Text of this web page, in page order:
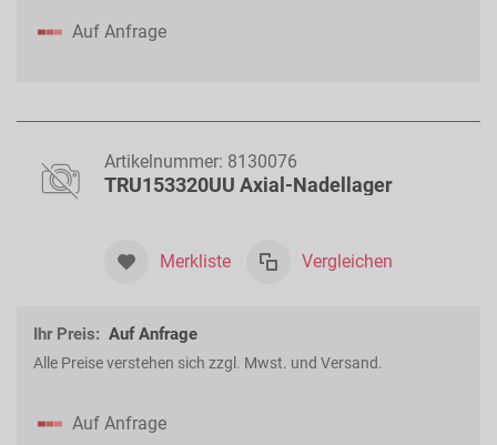
Auf Anfrage
Artikelnummer: 8130076
TRU153320UU Axial-Nadellager
Merkliste Vergleichen
Ihr Preis: Auf Anfrage
Alle Preise verstehen sich zzgl. Mwst. und Versand.
Auf Anfrage